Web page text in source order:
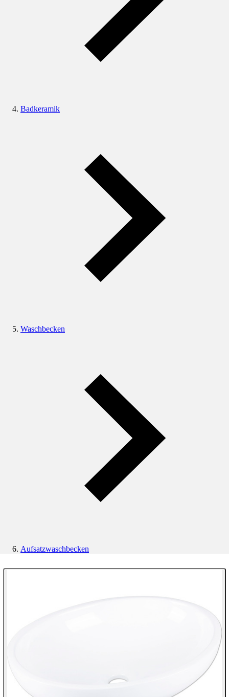
Badkeramik
Waschbecken
Aufsatzwaschbecken